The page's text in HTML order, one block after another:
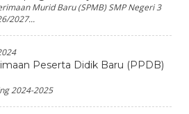
Murid Baru (SPMB) SMP Negeri 3
2027...
Peserta Didik Baru (PPDB)
2024-2025